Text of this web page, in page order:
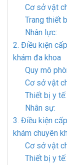
Cơ sở vật
Trang thiết
Nhân lực:
2. Điều kiện
khám đa khoa
Quy mô
Cơ sở vật
Thiết bị y tế:
Nhân sự:
3. Điều kiện
khám chuyên
Cơ sở vật
Thiết bị y tế: